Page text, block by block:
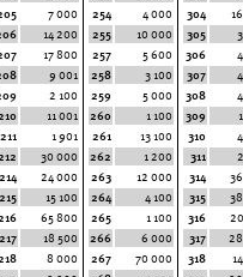
7 000
14 200
17 800
9 001
2 100
11 001
211
1 901
30 000
214
24 000
215
15 100
65 800
217
18 500
8 000
254
4 000
255
10 000
257
5 600
258
3 100
259
5 000
260
1 100
261
13 100
262
1 200
263
12 000
264
4 100
265
1 100
266
6 000
267
70 000
304
305
306
307
308
309
310
311
314
315
316
317
318